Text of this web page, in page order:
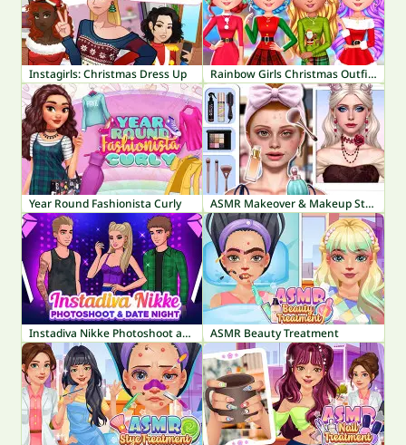
Instagirls: Christmas Dress Up Rainbow Girls Christmas Outfits
Year Round Fashionista Curly ASMR Makeover & Makeup Studio
Instadiva Nikke Photoshoot and Date Night ASMR Beauty Treatment